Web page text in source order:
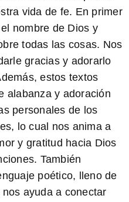
vida de fe. En primer
nombre de Dios y
todas las cosas. Nos
gracias y adorarlo
estos textos
alabanza y adoración
personales de los
lo cual nos anima a
y gratitud hacia Dios
También
poético, lleno de
ayuda a conectar